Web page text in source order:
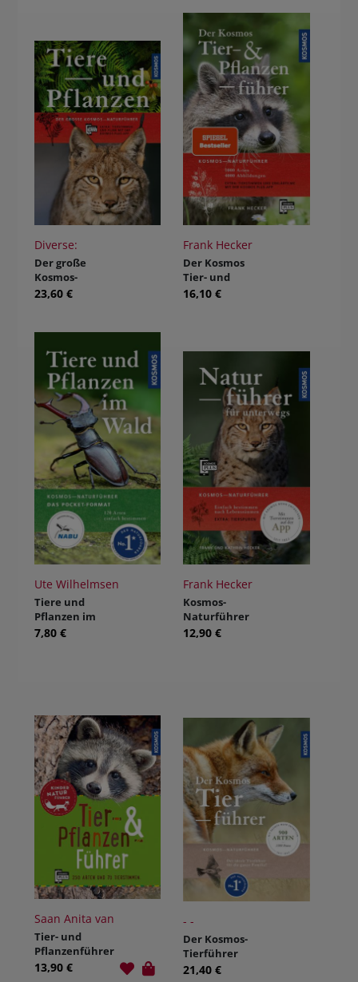
Diverse:
Der große
Kosmos-
Naturführer
23,60 €
Frank Hecker
Der Kosmos
Tier- und
Pflanzenführer
16,10 €
Ute Wilhelmsen
Tiere und
Pflanzen im
Wald
7,80 €
Frank Hecker
Kosmos-
Naturführer
für unterwegs
12,90 €
Saan Anita van
Tier- und
Pflanzenführer
+ Ton
13,90 €
- -
Der Kosmos-
Tierführer
21,40 €